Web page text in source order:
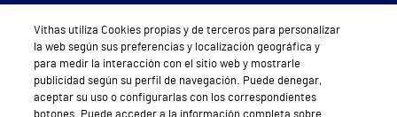
Sobre Vithas
Quiénes somos
Trabajar en Vithas
Vithas utiliza Cookies propias y de terceros para personalizar
la web según sus preferencias y localización geográfica y
para medir la interacción con el sitio web y mostrarle
publicidad según su perfil de navegación. Puede denegar,
aceptar su uso o configurarlas con los correspondientes